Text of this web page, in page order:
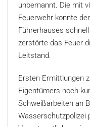
unbemannt. Die mit
Feuerwehr konnte
Führerhauses
zerstörte das Feuer
Leitstand.
Ersten Ermittlungen
Eigentümers noch
Schweißarbeiten an
Wasserschutzpolizei